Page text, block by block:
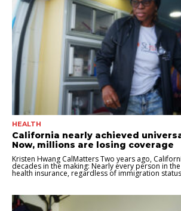
HEALTH
California nearly achieved
Now, millions are losing coverage
Kristen Hwang CalMatters Two years ago,
decades in the making: Nearly every person in
health insurance, regardless of immigration